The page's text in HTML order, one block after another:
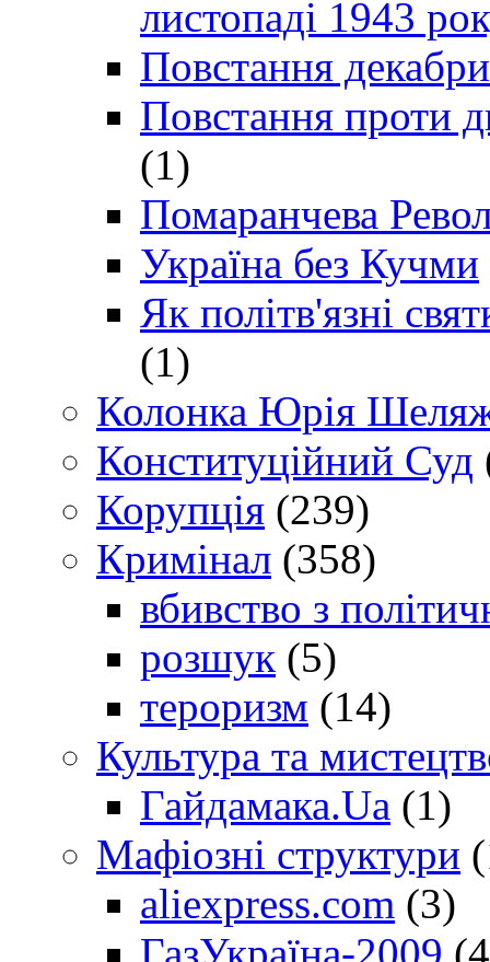
листопаді 1943
Повстання
Повстання проти
(1)
Помаранчева
Україна без Кучми
Як політв'язні
(1)
Колонка Юрія
Конституційний Суд
Корупція (239)
Кримінал (358)
вбивство з
розшук (5)
тероризм (14)
Культура та
Гайдамака.Ua (1)
Мафіозні структури
aliexpress.com (3)
ГазУкраїна-2009